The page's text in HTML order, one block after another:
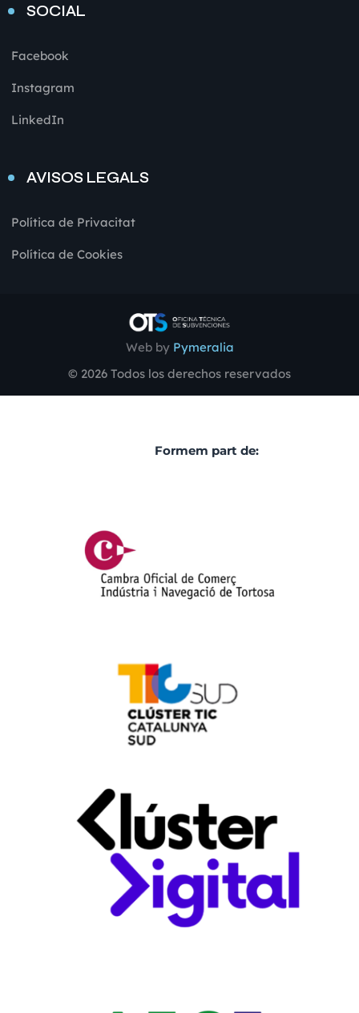
SOCIAL
Facebook
Instagram
LinkedIn
AVISOS LEGALS
Política de Privacitat
Política de Cookies
Web by Pymeralia
© 2026 Todos los derechos reservados
Formem part de: